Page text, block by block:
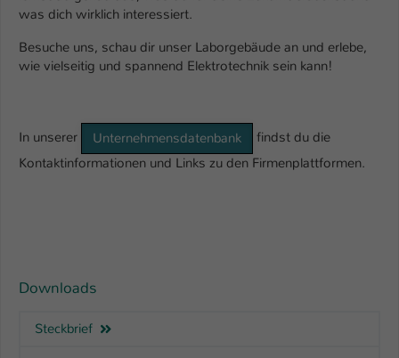
was dich wirklich interessiert.
Besuche uns, schau dir unser Laborgebäude an und erlebe,
wie vielseitig und spannend Elektrotechnik sein kann!
In unserer Unternehmensdatenbank
findst du die
Kontaktinformationen und Links zu den Firmenplattformen.
Downloads
Steckbrief